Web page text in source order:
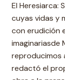
El Heresiarca:
cuyas vidas y
con erudición
imaginariasde
reproducimos
redactó el